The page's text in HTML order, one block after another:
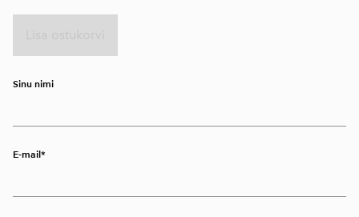
Sinu nimi
E-mail